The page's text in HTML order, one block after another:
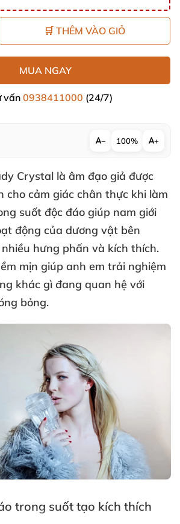
🛒 THÊM VÀO GIỎ
MUA NGAY
vấn0938411000 (24/7)
− 100% +
Crystal là âm đạo giả được
cho cảm giác chân thực khi làm
suốt độc đáo giúp nam giới
động của dương vật bên
hưng phấn và kích thích.
mịn giúp anh em trải nghiệm
khác gì đang quan hệ với
bỏng.
trong suốt tạo kích thích